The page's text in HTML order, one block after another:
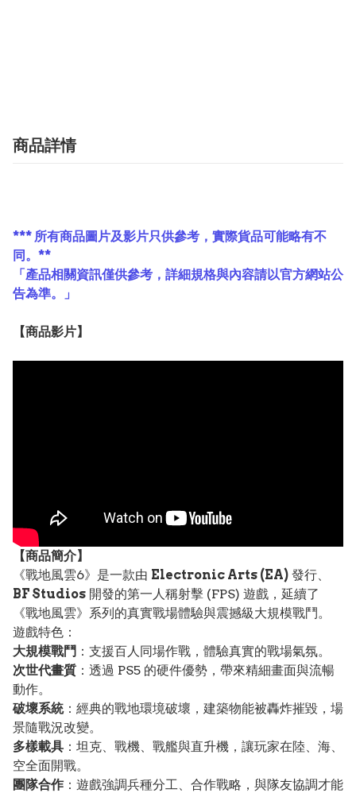
商品詳情
*** 所有商品圖片及影片只供參考，實際貨品可能略有不
同。**
「產品相關資訊僅供參考，詳細規格與內容請以官方網站公
告為準。」
【商品影片】
【商品簡介】
《戰地風雲6》是一款由 Electronic Arts (EA) 發行、
BF Studios 開發的第一人稱射擊 (FPS) 遊戲，延續了
《戰地風雲》系列的真實戰場體驗與震撼級大規模戰鬥。
遊戲特色：
大規模戰鬥 ：支援百人同場作戰，體驗真實的戰場氣氛。
次世代畫質 ：透過 PS5 的硬件優勢，帶來精細畫面與流暢
動作。
破壞系統：經典的戰地環境破壞，建築物能被轟炸摧毀，場
景隨戰況改變。
多樣載具 ：坦克、戰機、戰艦與直升機，讓玩家在陸、海、
空全面開戰。
團隊合作 ：遊戲強調兵種分工、合作戰略，與隊友協調才能